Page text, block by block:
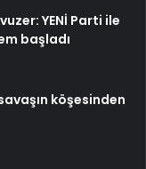
YENİ Parti ile
başladı
köşesinden